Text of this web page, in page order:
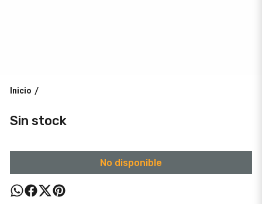
Inicio /
Sin stock
No disponible